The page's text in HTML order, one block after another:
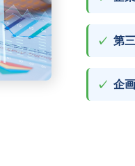
第
企